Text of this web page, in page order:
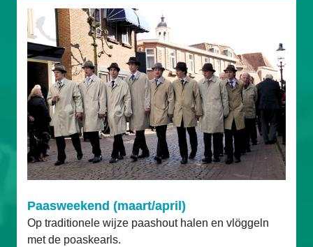
Paasweekend (maart/april)
Op traditionele wijze paashout halen en vlöggeln
met de poaskearls.